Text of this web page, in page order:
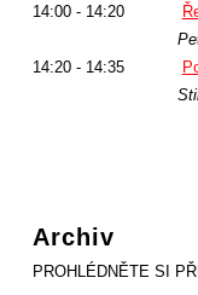
14:00 - 14:20
14:20 - 14:35
Archiv
PROHLÉDNĚTE SI